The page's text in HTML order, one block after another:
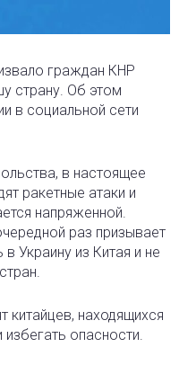
граждан КНР
страну. Об этом
в социальной сети
в настоящее
ракетные атаки и
напряженной.
раз призывает
Украину из Китая и не
китайцев, находящихся
опасности.